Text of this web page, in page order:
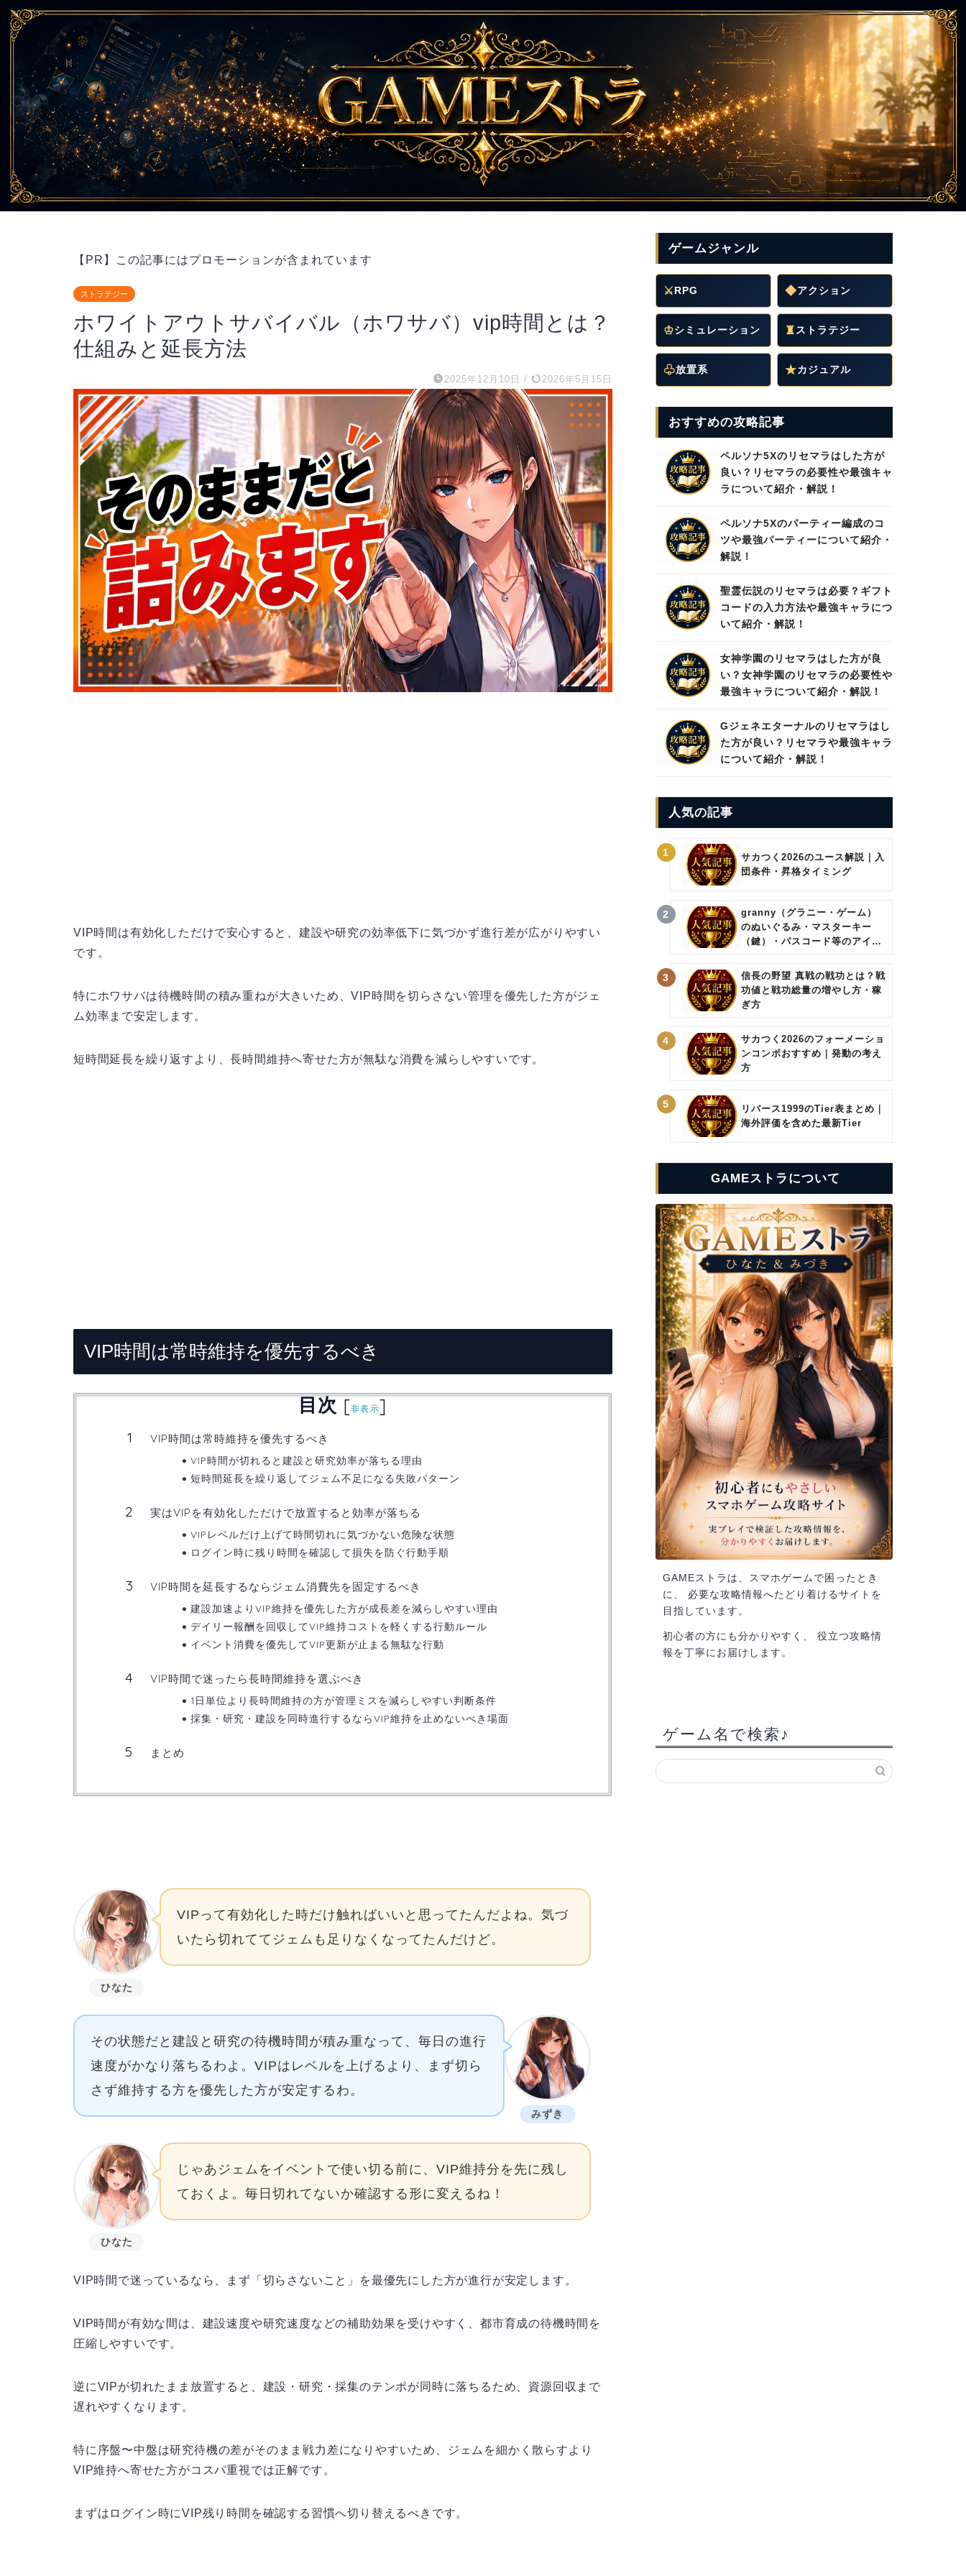
【PR】この記事にはプロモーションが含まれています
ストラテジー
ホワイトアウトサバイバル（ホワサバ）vip時間とは？
仕組みと延長方法
2025年12月10日 / 2026年5月15日
VIP時間は有効化しただけで安心すると、建設や研究の効率低下に気づかず進行差が広がりやすい
です。
特にホワサバは待機時間の積み重ねが大きいため、VIP時間を切らさない管理を優先した方がジェ
ム効率まで安定します。
短時間延長を繰り返すより、長時間維持へ寄せた方が無駄な消費を減らしやすいです。
VIP時間は常時維持を優先するべき
目次 [非表示]
VIP時間は常時維持を優先するべき
VIP時間が切れると建設と研究効率が落ちる理由
短時間延長を繰り返してジェム不足になる失敗パターン
実はVIPを有効化しただけで放置すると効率が落ちる
VIPレベルだけ上げて時間切れに気づかない危険な状態
ログイン時に残り時間を確認して損失を防ぐ行動手順
VIP時間を延長するならジェム消費先を固定するべき
建設加速よりVIP維持を優先した方が成長差を減らしやすい理由
デイリー報酬を回収してVIP維持コストを軽くする行動ルール
イベント消費を優先してVIP更新が止まる無駄な行動
VIP時間で迷ったら長時間維持を選ぶべき
1日単位より長時間維持の方が管理ミスを減らしやすい判断条件
採集・研究・建設を同時進行するならVIP維持を止めないべき場面
まとめ
ひなた
VIPって有効化した時だけ触ればいいと思ってたんだよね。気づ
いたら切れててジェムも足りなくなってたんだけど。
みずき
その状態だと建設と研究の待機時間が積み重なって、毎日の進行
速度がかなり落ちるわよ。VIPはレベルを上げるより、まず切ら
さず維持する方を優先した方が安定するわ。
ひなた
じゃあジェムをイベントで使い切る前に、VIP維持分を先に残し
ておくよ。毎日切れてないか確認する形に変えるね！
VIP時間で迷っているなら、まず「切らさないこと」を最優先にした方が進行が安定します。
VIP時間が有効な間は、建設速度や研究速度などの補助効果を受けやすく、都市育成の待機時間を
圧縮しやすいです。
逆にVIPが切れたまま放置すると、建設・研究・採集のテンポが同時に落ちるため、資源回収まで
遅れやすくなります。
特に序盤〜中盤は研究待機の差がそのまま戦力差になりやすいため、ジェムを細かく散らすより
VIP維持へ寄せた方がコスパ重視では正解です。
まずはログイン時にVIP残り時間を確認する習慣へ切り替えるべきです。
ゲームジャンル
⚔RPG ◆アクション
♔シミュレーション ♜ ストラテジー
♧放置系 ★カジュアル
おすすめの攻略記事
ペルソナ5Xのリセマラはした方が
良い？リセマラの必要性や最強キャ
ラについて紹介・解説！
ペルソナ5Xのパーティー編成のコ
ツや最強パーティーについて紹介・
解説！
聖霊伝説のリセマラは必要？ギフト
コードの入力方法や最強キャラにつ
いて紹介・解説！
女神学園のリセマラはした方が良
い？女神学園のリセマラの必要性や
最強キャラについて紹介・解説！
Gジェネエターナルのリセマラはし
た方が良い？リセマラや最強キャラ
について紹介・解説！
人気の記事
1
サカつく2026のユース解説｜入
団条件・昇格タイミング
2
granny（グラニー・ゲーム）
のぬいぐるみ・マスターキー
（鍵）・パスコード等のアイテ
3
信長の野望 真戦の戦功とは？戦
功値と戦功総量の増やし方・稼
ぎ方
4
サカつく2026のフォーメーショ
ンコンボおすすめ｜発動の考え
方
5
リバース1999のTier表まとめ｜
海外評価を含めた最新Tier
GAMEストラについて
GAMEストラは、スマホゲームで困ったとき
に、 必要な攻略情報へたどり着けるサイトを
目指しています。
初心者の方にも分かりやすく、 役立つ攻略情
報を丁寧にお届けします。
ゲーム名で検索♪